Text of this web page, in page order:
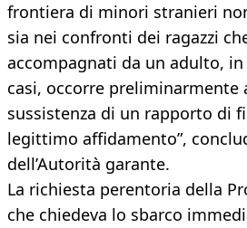
frontiera di minori stranieri
sia nei confronti dei ragazzi
accompagnati da un adulto,
casi, occorre preliminarmente
sussistenza di un rapporto di
legittimo affidamento”,
dell’Autorità garante.
La richiesta perentoria della
che chiedeva lo sbarco